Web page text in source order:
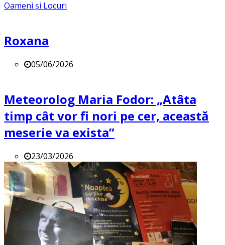
Oameni și Locuri
Roxana
05/06/2026
Meteorolog Maria Fodor: „Atâta
timp cât vor fi nori pe cer, această
meserie va exista”
23/03/2026